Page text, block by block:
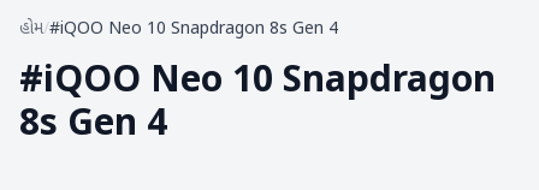
હોમ/#iQOO Neo 10 Snapdragon 8s Gen 4
#iQOO Neo 10 Snapdragon
8s Gen 4